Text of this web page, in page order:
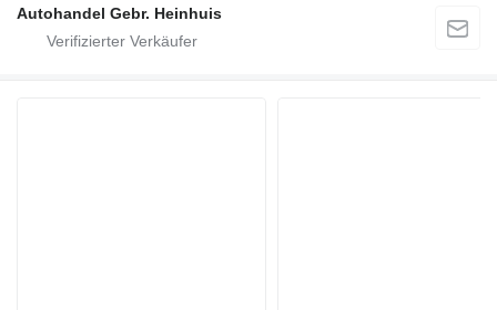
Autohandel Gebr. Heinhuis